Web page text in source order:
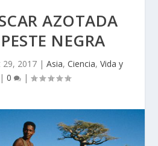
AZOTADA
NEGRA
29, 2017| Asia, Ciencia, Vida y
| 0 |